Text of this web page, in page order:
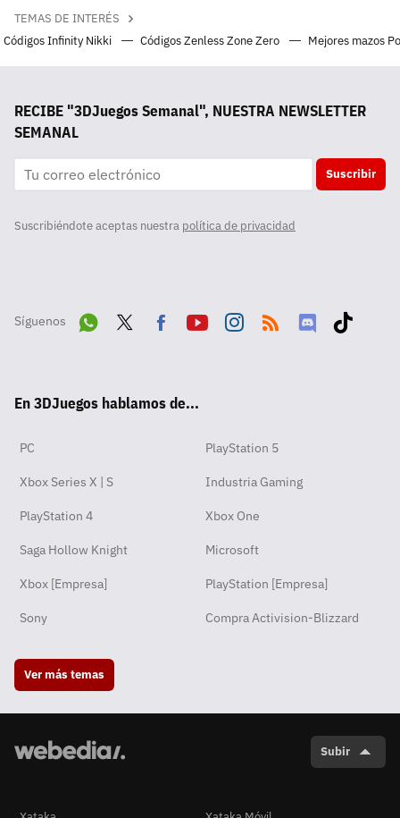
TEMAS DE INTERÉS
Códigos Infinity Nikki
Códigos Zenless Zone Zero Mejores mazos
RECIBE "3DJuegos Semanal", NUESTRA NEWSLETTER
SEMANAL
Suscribir
Suscribiéndote aceptas nuestra política de privacidad
Síguenos
pp
ok
En 3DJuegos hablamos de...
PC PlayStation 5
Xbox Series X | S Industria Gaming
PlayStation 4 Xbox One
Saga Hollow Knight Microsoft
Xbox [Empresa] PlayStation [Empresa]
Sony Compra Activision-Blizzard
Ver más temas
Subir